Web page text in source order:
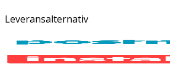
Leveransalternativ